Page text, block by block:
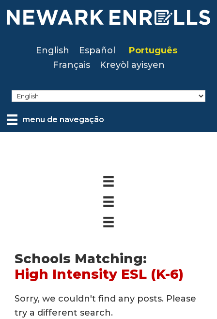
Skip
English Español
Português
Français
Kreyòl ayisyen
menu de navegação
Schools Matching:
High Intensity ESL (K-6)
Sorry, we couldn't find any posts. Please
try a different search.